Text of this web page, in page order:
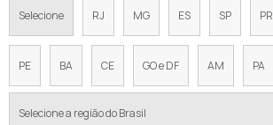
Selecione RJ MG ES SP PR
PE BA CE GO e DF AM PA
Selecione a região do Brasil